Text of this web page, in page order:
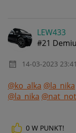
LEW433
#21
‎14-03-2023 23:41
@ko_alka @la_nika
@la_nika @nat_not
0 W PUNKT!